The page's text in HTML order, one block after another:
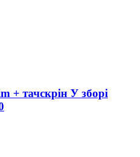
+ тачскрін У зборі